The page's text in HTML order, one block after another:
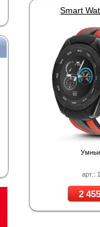
арт.:
Smart
2